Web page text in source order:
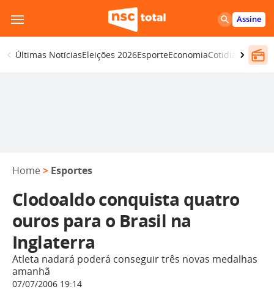
para
o
conteúdo
Assine
Últimas NotíciasEleições 2026EsporteEconomiaCotidiano
Home > Esportes
Clodoaldo conquista quatro
ouros para o Brasil na
Inglaterra
Atleta nadará poderá conseguir três novas medalhas
amanhã
07/07/2006 19:14